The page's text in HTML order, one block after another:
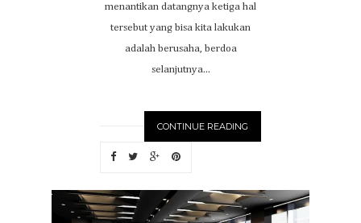
menantikan datangnya ketiga hal
tersebut yang bisa kita lakukan
adalah berusaha, berdoa
selanjutnya...
CONTINUE READING